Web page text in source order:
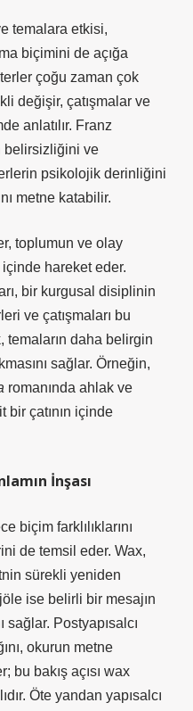
temalara etkisi,
biçimini de açığa
çoğu zaman çok
değişir, çatışmalar ve
anlatılır. Franz
belirsizliğini ve
psikolojik derinliğini
metne katabilir.
toplumun ve olay
hareket eder.
bir kurgusal disiplinin
ve çatışmaları bu
temaların daha belirgin
sağlar. Örneğin,
romanında ahlak ve
bir çatının içinde
İnşası
biçim farklılıklarını
de temsil eder. Wax,
sürekli yeniden
ise belirli bir mesajın
sağlar. Postyapısalcı
okurun metne
bu bakış açısı wax
Öte yandan yapısalcı